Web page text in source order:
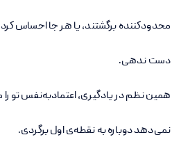
محدودکننده برگشتند، یا هر جا احساس
دست ندهی.
همین نظم در یادگیری، اعتمادبه‌نفس تو
نمی‌دهد دوباره به نقطه‌ی اول برگردی.